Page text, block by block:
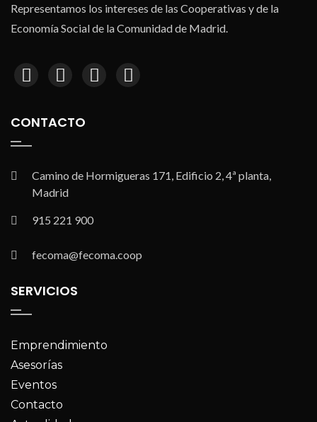
Representamos los intereses de las Cooperativas y de la
Economía Social de la Comunidad de Madrid.
CONTACTO
Camino de Hormigueras 171, Edificio 2, 4ª planta,
Madrid
915 221 900
fecoma@fecoma.coop
SERVICIOS
Emprendimiento
Asesorías
Eventos
Contacto